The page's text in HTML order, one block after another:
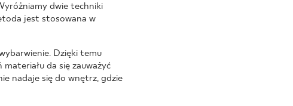
dwie techniki
jest stosowana w
Dzięki temu
da się zauważyć
nadaje się do wnętrz, gdzie